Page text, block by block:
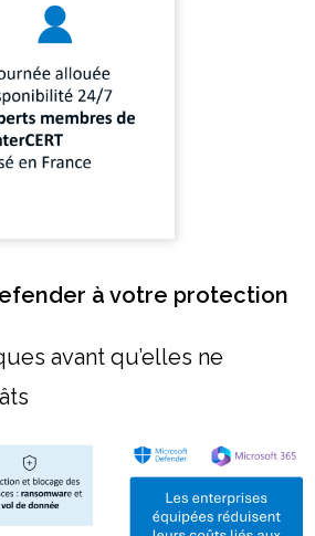
à votre protection
avant qu’elles ne